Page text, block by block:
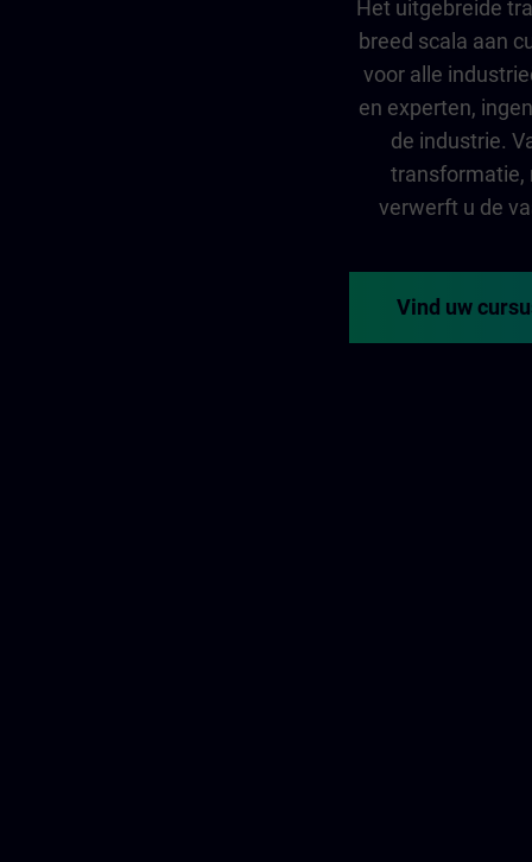
Het uitgebreide
breed scala aan
voor alle
en experten,
de industrie.
transformatie,
verwerft u de
Vind uw